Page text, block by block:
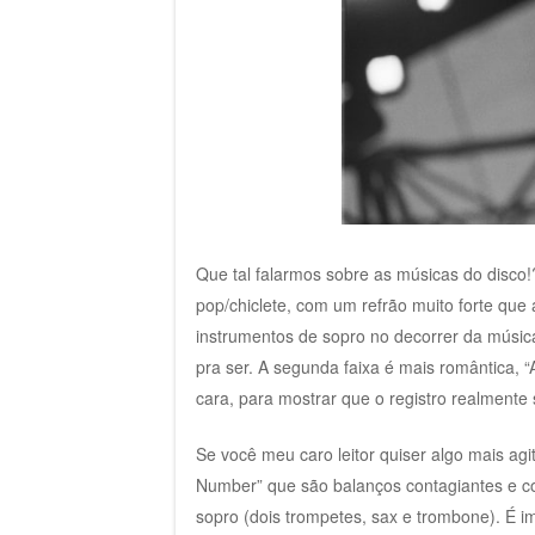
Que tal falarmos sobre as músicas do
pop/chiclete, com um refrão muito forte
instrumentos de sopro no decorrer da
pra ser. A segunda faixa é mais romântica,
cara, para mostrar que o registro realmente
Se você meu caro leitor quiser algo mais
Number” que são balanços contagiantes e
sopro (dois trompetes, sax e trombone). É